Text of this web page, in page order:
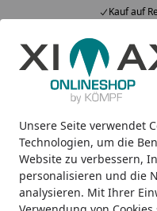
Unsere Seite verwendet
Technologien, um die
Website zu verbessern,
personalisieren und die
analysieren. Mit Ihrer
Kauf auf
Alle Produkte
Mein Konto
Suchen
Startseite
Design-Carports
Ximax Carport
243 cm